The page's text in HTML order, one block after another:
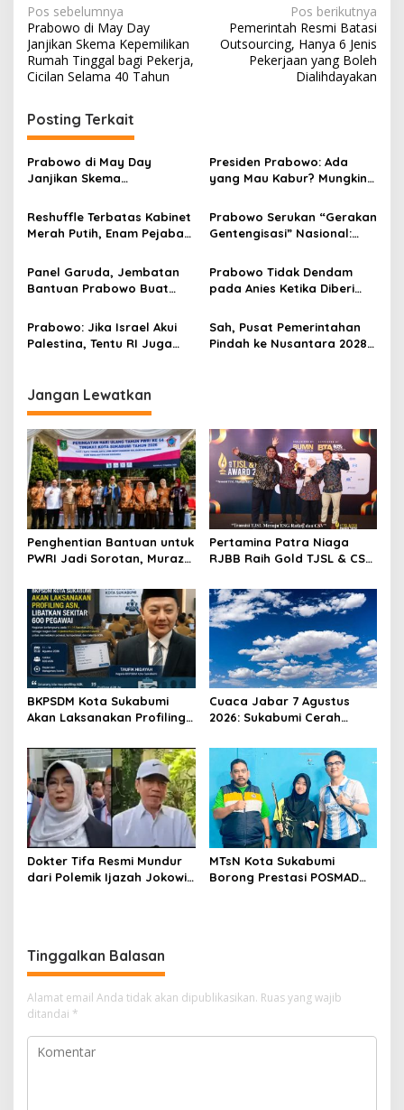
N
a
v
i
g
a
s
i
p
o
s
Pos sebelumnya
Prabowo di May Day
Janjikan Skema Kepemilikan
Rumah Tinggal bagi Pekerja,
Cicilan Selama 40 Tahun
Pos berikutnya
Pemerintah Resmi Batasi
Outsourcing, Hanya 6 Jenis
Pekerjaan yang Boleh
Dialihdayakan
Posting Terkait
Prabowo di May Day
Janjikan Skema
bagi Pekerja, Cicilan
Selama 40 Tahun
Presiden Prabowo: Ada
yang Mau Kabur? Mungkin
Ya?
Reshuffle Terbatas Kabinet
Merah Putih, Enam Pejabat
Prabowo Serukan “Gerakan
Gentengisasi” Nasional:
Lihat Seng Karat
Panel Garuda, Jembatan
Bantuan Prabowo Buat
Kramat Sukabumi
Prabowo Tidak Dendam
pada Anies Ketika Diberi
2024
Prabowo: Jika Israel Akui
Palestina, Tentu RI Juga
Sah, Pusat Pemerintahan
Pindah ke Nusantara 2028,
Jangan Lewatkan
Penghentian Bantuan untuk
PWRI Jadi Sorotan, Muraz
Perhatian kepada
Pensiunan ASN
Pertamina Patra Niaga
RJBB Raih Gold TJSL & CSR
Jadi Peluang Ekonomi
BKPSDM Kota Sukabumi
Akan Laksanakan Profiling
Pegawai
Cuaca Jabar 7 Agustus
2026: Sukabumi Cerah
Potensi Hujan Lokal pada
Siang hingga Sore
Dokter Tifa Resmi Mundur
dari Polemik Ijazah Jokowi,
MTsN Kota Sukabumi
Borong Prestasi POSMAD
Tinggalkan Balasan
Alamat email Anda tidak akan dipublikasikan. Ruas yang wajib
ditandai *